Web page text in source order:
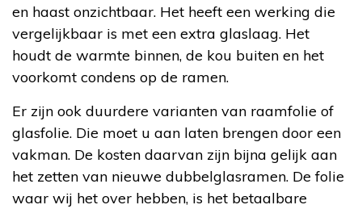
en haast onzichtbaar. Het heeft een werking die
vergelijkbaar is met een extra glaslaag. Het
houdt de warmte binnen, de kou buiten en het
voorkomt condens op de ramen.
Er zijn ook duurdere varianten van raamfolie of
glasfolie. Die moet u aan laten brengen door een
vakman. De kosten daarvan zijn bijna gelijk aan
het zetten van nieuwe dubbelglasramen. De folie
waar wij het over hebben, is het betaalbare